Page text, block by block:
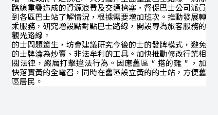
路線重疊造成的資源浪費及交通擠塞，督促巴士公司派員
到各區巴士站了解情況，根據需要增加班次。推動發展轉
乘服務，研究增設點對點巴士路線，開設專為旅客服務的
觀光路線。
的士問題叢生，坊會建議研究今後的士的發牌模式，避免
的士牌淪為炒賣、非法牟利的工具。加快推動修改行業相
關法律，嚴厲打擊違法行為。因應舊區 “ 搭的難 ” ，加
快落實黃的全電召，同時在舊區設立黃的的士站，方便舊
區居民。